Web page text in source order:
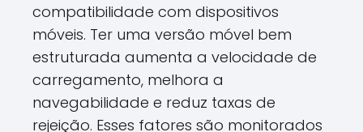
compatibilidade com dispositivos
móveis. Ter uma versão móvel bem
estruturada aumenta a velocidade de
carregamento, melhora a
navegabilidade e reduz taxas de
rejeição. Esses fatores são monitorados